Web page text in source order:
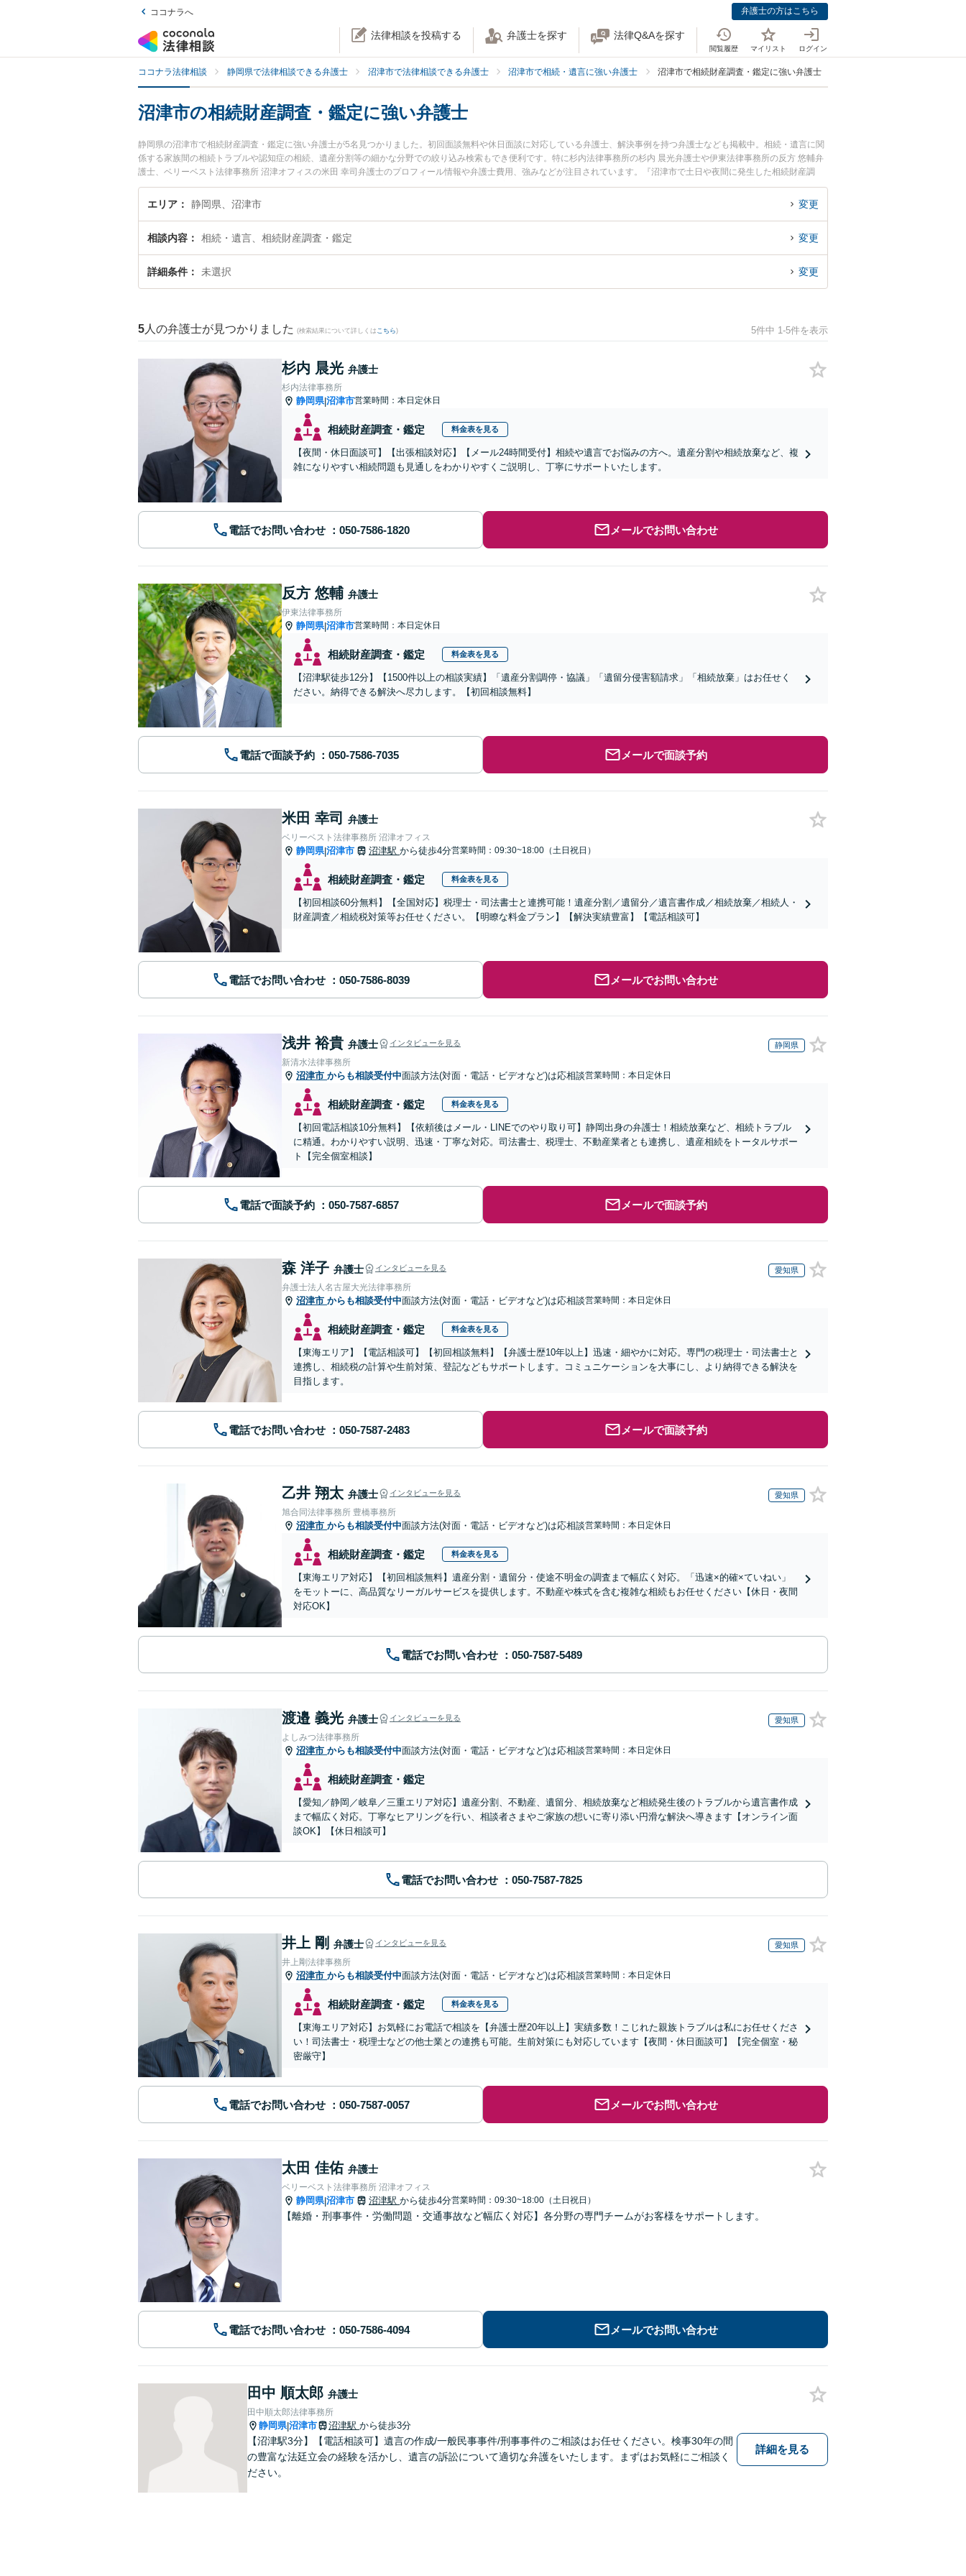
ココナラへ 弁護士の方はこちら
法律相談を投稿する 弁護士を探す 法律Q&Aを探す
閲覧履歴 マイリスト ログイン
ココナラ法律相談 静岡県で法律相談できる弁護士 沼津市で法律相談できる弁護士 沼津市で相続・遺言に強い弁護士 沼津市で相続財産調査・鑑定に強い弁護士
沼津市の相続財産調査・鑑定に強い弁護士
静岡県の沼津市で相続財産調査・鑑定に強い弁護士が5名見つかりました。初回面談無料や休日面談に対応している弁護士、解決事例を持つ弁護士なども掲載中。相続・遺言に関
係する家族間の相続トラブルや認知症の相続、遺産分割等の細かな分野での絞り込み検索もでき便利です。特に杉内法律事務所の杉内 晨光弁護士や伊東法律事務所の反方 悠輔弁
護士、ベリーベスト法律事務所 沼津オフィスの米田 幸司弁護士のプロフィール情報や弁護士費用、強みなどが注目されています。『沼津市で土日や夜間に発生した相続財産調
査・鑑定のトラブルを今すぐに弁護士に相談したい』『相続財産調査・鑑定のトラブル解決の実績豊富な近くの弁護士を検索したい』『初回相談無料で相続財産調査・鑑定を法律
相談できる沼津市内の弁護士に相談予約したい』などでお困りの相談者さんにおすすめです。
エリア 静岡県、沼津市 変更
相談内容 相続・遺言、相続財産調査・鑑定 変更
詳細条件 未選択 変更
5 人の弁護士が見つかりました (検索結果について詳しくは こちら) 5件中 1-5件を表示
杉内 晨光 弁護士
杉内法律事務所
静岡県|沼津市営業時間：本日定休日
相続財産調査・鑑定 料金表を見る
【夜間・休日面談可】【出張相談対応】【メール24時間受付】相続や遺言でお悩みの方へ。遺産分割や相続放棄など、複
雑になりやすい相続問題も見通しをわかりやすくご説明し、丁寧にサポートいたします。
電話でお問い合わせ メールでお問い合わせ
反方 悠輔 弁護士
伊東法律事務所
静岡県|沼津市営業時間：本日定休日
相続財産調査・鑑定 料金表を見る
【沼津駅徒歩12分】【1500件以上の相談実績】「遺産分割調停・協議」「遺留分侵害額請求」「相続放棄」はお任せく
ださい。納得できる解決へ尽力します。【初回相談無料】
電話で面談予約 メールで面談予約
米田 幸司 弁護士
ベリーベスト法律事務所 沼津オフィス
静岡県|沼津市 沼津駅 から徒歩4分営業時間：09:30~18:00（土日祝日）
相続財産調査・鑑定 料金表を見る
【初回相談60分無料】【全国対応】税理士・司法書士と連携可能！遺産分割／遺留分／遺言書作成／相続放棄／相続人・
財産調査／相続税対策等お任せください。【明瞭な料金プラン】【解決実績豊富】【電話相談可】
電話でお問い合わせ メールでお問い合わせ
浅井 裕貴 弁護士 インタビューを見る 静岡県
新清水法律事務所
沼津市 からも相談受付中面談方法(対面・電話・ビデオなど)は応相談営業時間：本日定休日
相続財産調査・鑑定 料金表を見る
【初回電話相談10分無料】【依頼後はメール・LINEでのやり取り可】静岡出身の弁護士！相続放棄など、相続トラブル
に精通。わかりやすい説明、迅速・丁寧な対応。司法書士、税理士、不動産業者とも連携し、遺産相続をトータルサポー
ト【完全個室相談】
電話で面談予約 メールで面談予約
森 洋子 弁護士 インタビューを見る 愛知県
弁護士法人名古屋大光法律事務所
沼津市 からも相談受付中面談方法(対面・電話・ビデオなど)は応相談営業時間：本日定休日
相続財産調査・鑑定 料金表を見る
【東海エリア】【電話相談可】【初回相談無料】【弁護士歴10年以上】迅速・細やかに対応。専門の税理士・司法書士と
連携し、相続税の計算や生前対策、登記などもサポートします。コミュニケーションを大事にし、より納得できる解決を
目指します。
電話でお問い合わせ メールで面談予約
乙井 翔太 弁護士 インタビューを見る 愛知県
旭合同法律事務所 豊橋事務所
沼津市 からも相談受付中面談方法(対面・電話・ビデオなど)は応相談営業時間：本日定休日
相続財産調査・鑑定 料金表を見る
【東海エリア対応】【初回相談無料】遺産分割・遺留分・使途不明金の調査まで幅広く対応。「迅速×的確×ていねい」
をモットーに、高品質なリーガルサービスを提供します。不動産や株式を含む複雑な相続もお任せください【休日・夜間
対応OK】
電話でお問い合わせ
渡邉 義光 弁護士 インタビューを見る 愛知県
よしみつ法律事務所
沼津市 からも相談受付中面談方法(対面・電話・ビデオなど)は応相談営業時間：本日定休日
相続財産調査・鑑定
【愛知／静岡／岐阜／三重エリア対応】遺産分割、不動産、遺留分、相続放棄など相続発生後のトラブルから遺言書作成
まで幅広く対応。丁寧なヒアリングを行い、相談者さまやご家族の想いに寄り添い円滑な解決へ導きます【オンライン面
談OK】【休日相談可】
電話でお問い合わせ
井上 剛 弁護士 インタビューを見る 愛知県
井上剛法律事務所
沼津市 からも相談受付中面談方法(対面・電話・ビデオなど)は応相談営業時間：本日定休日
相続財産調査・鑑定 料金表を見る
【東海エリア対応】お気軽にお電話で相談を【弁護士歴20年以上】実績多数！こじれた親族トラブルは私にお任せくださ
い！司法書士・税理士などの他士業との連携も可能。生前対策にも対応しています【夜間・休日面談可】【完全個室・秘
密厳守】
電話でお問い合わせ メールでお問い合わせ
太田 佳佑 弁護士
ベリーベスト法律事務所 沼津オフィス
静岡県|沼津市 沼津駅 から徒歩4分営業時間：09:30~18:00（土日祝日）
【離婚・刑事事件・労働問題・交通事故など幅広く対応】各分野の専門チームがお客様をサポートします。
電話でお問い合わせ メールでお問い合わせ
田中 順太郎 弁護士
田中順太郎法律事務所
静岡県|沼津市 沼津駅 から徒歩3分
【沼津駅3分】【電話相談可】遺言の作成/一般民事事件/刑事事件のご相談はお任せください。検事30年の間
の豊富な法廷立会の経験を活かし、遺言の訴訟について適切な弁護をいたします。まずはお気軽にご相談く
ださい。
詳細を見る